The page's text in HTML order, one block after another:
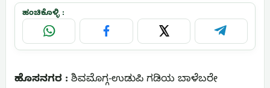
ಹಂಚಿಕೊಳ್ಳಿ :
WhatsApp Facebook X Telegram
ಹೊಸನಗರ : ಶಿವಮೊಗ್ಗ-ಉಡುಪಿ ಗಡಿಯ ಬಾಳೆಬರೇ